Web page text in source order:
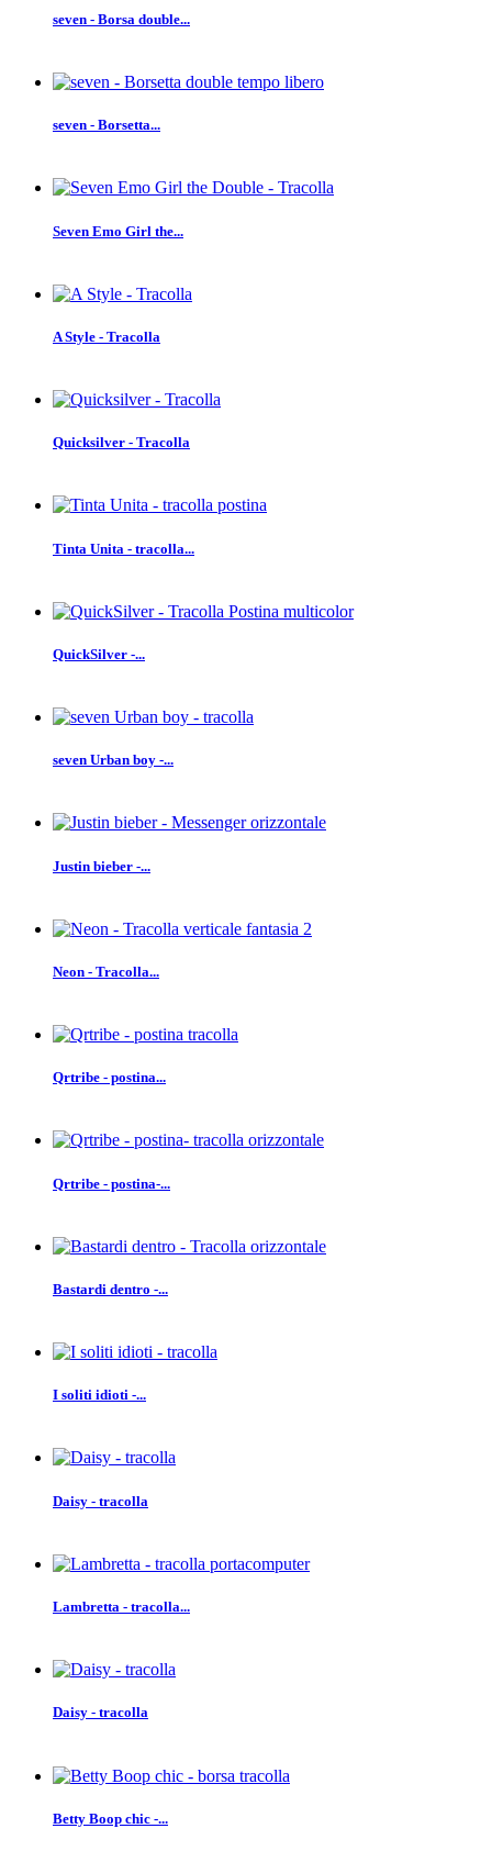
seven - Borsa double...
seven - Borsetta...
Seven Emo Girl the...
A Style - Tracolla
Quicksilver - Tracolla
Tinta Unita - tracolla...
QuickSilver -...
seven Urban boy -...
Justin bieber -...
Neon - Tracolla...
Qrtribe - postina...
Qrtribe - postina-...
Bastardi dentro -...
I soliti idioti -...
Daisy - tracolla
Lambretta - tracolla...
Daisy - tracolla
Betty Boop chic -...